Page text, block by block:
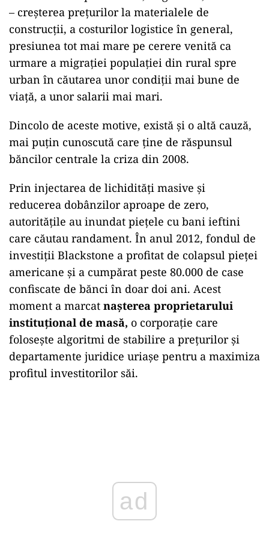
– creșterea prețurilor la materialele de
construcții, a costurilor logistice în general,
presiunea tot mai mare pe cerere venită ca
urmare a migrației populației din rural spre
urban în căutarea unor condiții mai bune de
viață, a unor salarii mai mari.
Dincolo de aceste motive, există și o altă cauză,
mai puțin cunoscută care ține de răspunsul
băncilor centrale la criza din 2008.
Prin injectarea de lichidități masive și
reducerea dobânzilor aproape de zero,
autoritățile au inundat piețele cu bani ieftini
care căutau randament. În anul 2012, fondul de
investiții Blackstone a profitat de colapsul pieței
americane și a cumpărat peste 80.000 de case
confiscate de bănci în doar doi ani. Acest
moment a marcat nașterea proprietarului
instituțional de masă, o corporație care
folosește algoritmi de stabilire a prețurilor și
departamente juridice uriașe pentru a maximiza
profitul investitorilor săi.
ad